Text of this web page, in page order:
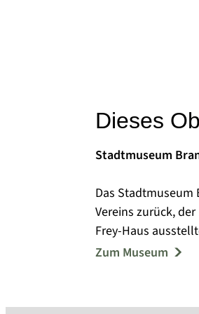
Dieses
Stadtmuseum
Das Stadtmuseum
Vereins zurück,
Frey-Haus
und dem
Das Stadtmuseum
Zum Museum